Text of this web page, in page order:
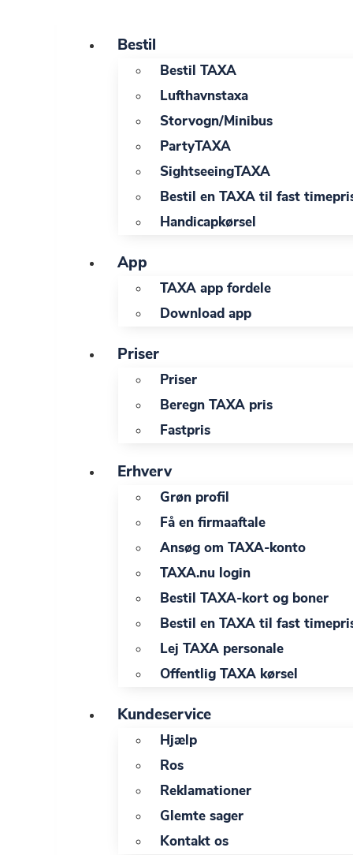
indhold
Bestil
Bestil TAXA
Lufthavnstaxa
Storvogn/Minibus
PartyTAXA
SightseeingTAXA
Bestil en TAXA til fast
Handicapkørsel
App
TAXA app fordele
Download app
Priser
Priser
Beregn TAXA pris
Fastpris
Erhverv
Grøn profil
Få en firmaaftale
Ansøg om TAXA-konto
TAXA.nu login
Bestil TAXA-kort og boner
Bestil en TAXA til fast
Lej TAXA personale
Offentlig TAXA kørsel
Kundeservice
Hjælp
Ros
Reklamationer
Glemte sager
Kontakt os